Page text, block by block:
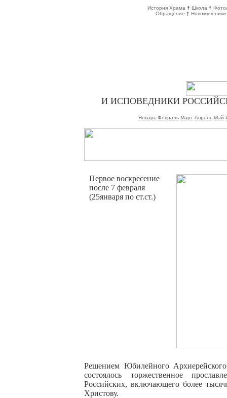
История Храма † Школа †
Обращение † Новомученики
И ИСПОВЕДНИКИ
Январь Февраль Март Апрель Май
Первое воскресение
после 7 февраля
(25января по ст.ст.)
Решением Юбилейного
состоялось торжественное
Российских, включающего более
Христову.